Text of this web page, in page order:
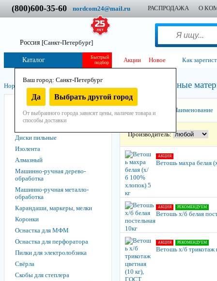
(800)600-35-60 nordcom24@mail.ru РАСПРОДАЖА О
Россия [Санкт-Петербург]
Ваш город: Санкт-Петербург
Да Выбрать другой город
От выбранного города зависят цены, наличие товара и
способы доставки
Быстрый
подбор
Каталог Акции Новое Как
Нордком Инструмент Остнастно-расходный Протирочные
Абразивные материалы
Биты, головки, насадки
Диски пильные
Изолента
Алмазный
Машинно-ручная дерево­
обработка
Машинно-ручная металло­
обработка
Карандаши, маркеры, мелки
Коронки
Оснастка для МФМ
Оснастка для перфоратора
Пилки для электролобзика
Свёрла
Скобы для степлера
Наименование
Производитель:
АКЦИЯ
Ветошь махра белая
АКЦИЯ РЕКОМЕНДУЕМ
Ветошь х/б белая
АКЦИЯ РЕКОМЕНДУЕМ
Ветошь х/б трикотаж